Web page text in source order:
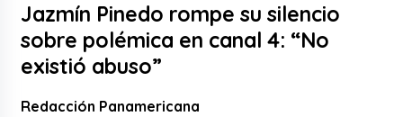
Jazmín Pinedo rompe su silencio
sobre polémica en canal 4: “No
existió abuso”
Redacción Panamericana